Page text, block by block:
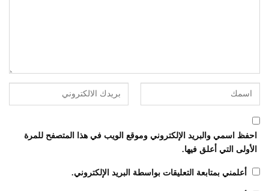
احفظ اسمي والبريد الإلكتروني وموقع الويب في هذا المتصفح للمرة
الأولى التي أعلق فيها.
أعلمني بمتابعة التعليقات بواسطة البريد الإلكتروني.